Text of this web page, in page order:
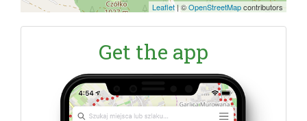
Leaflet |©OpenStreetMapcontributors
Get the app